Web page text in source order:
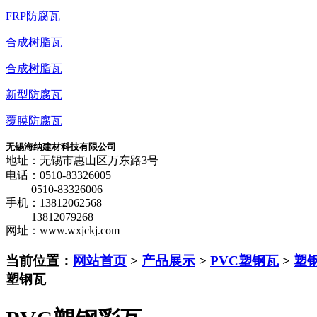
FRP防腐瓦
合成树脂瓦
合成树脂瓦
新型防腐瓦
覆膜防腐瓦
无锡海纳建材科技有限公司
地址：无锡市惠山区万东路3号
电话：0510-83326005
0510-83326006
手机：13812062568
13812079268
网址：www.wxjckj.com
当前位置： 网站首页 > 产品展示 > PVC塑钢瓦> 塑
塑钢瓦